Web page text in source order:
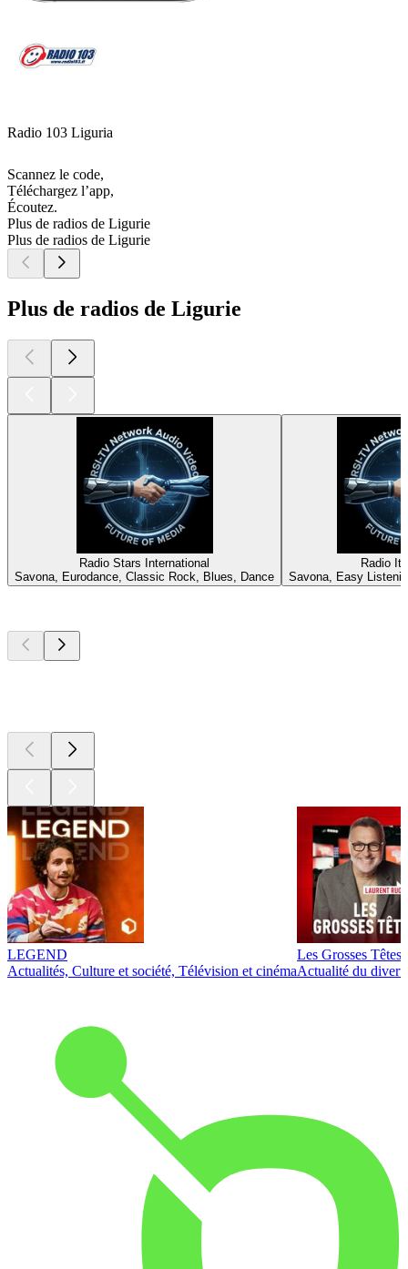
Radio 103 Liguria
Scannez le code,
Téléchargez l’app,
Écoutez.
Plus de radios de Ligurie
Plus de radios de Ligurie
Plus de radios de Ligurie
Radio Stars International
Savona, Eurodance, Classic Rock, Blues, Dance
Radio
Savona, Easy
LEGEND
Actualités, Culture et société, Télévision et cinéma
Les Grosses Têtes
Actualité du